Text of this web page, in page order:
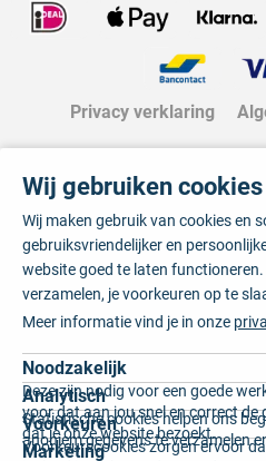
Privacy verklaring
Wij gebruiken cookies
Wij maken gebruik van cookies en
gebruiksvriendelijker en
website goed te laten
verzamelen, je voorkeuren op te
Meer informatie vind je in onze
Noodzakelijk
Deze zijn nodig voor een goede
voor dat aan jou snel en correct
dat je onze website bezoekt.
Analytisch
Statistische cookies helpen ons
anoniem gegevens te verzamelen
Voorkeuren
Voorkeurscookies zorgen ervoor
Marketing